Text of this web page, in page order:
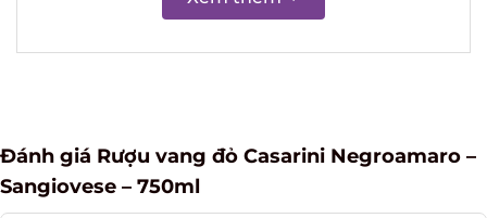
Đánh giá Rượu vang đỏ Casarini Negroamaro
– Sangiovese – 750ml